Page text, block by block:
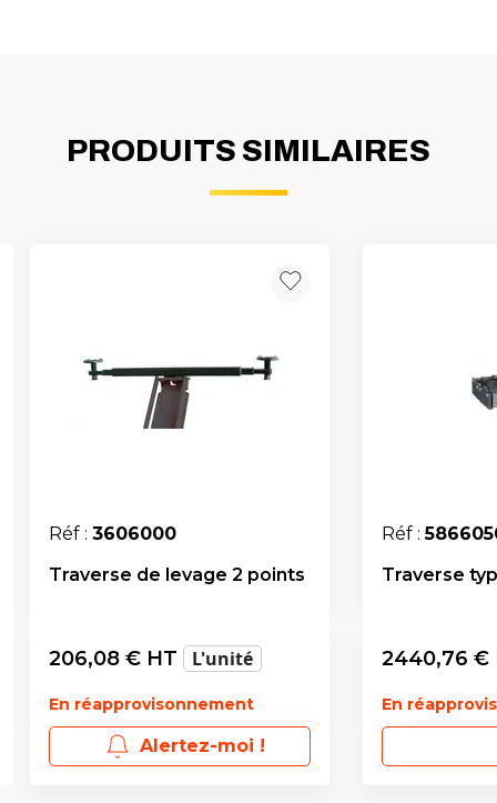
PRODUITS SIMILAIRES
Réf : 3606000
Traverse de levage 2 points
206,08 € HT L'unité
En réapprovisonnement
Alertez-moi !
Réf :
Traverse
2440,76 €
En